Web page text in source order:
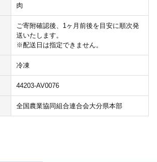
肉
ご寄附確認後、1ヶ月前後を目安に順次発
送いたします。
※配送日は指定できません。
冷凍
44203-AV0076
全国農業協同組合連合会大分県本部